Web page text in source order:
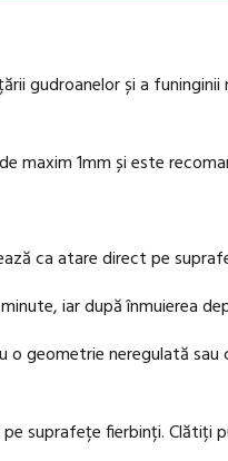
gudroanelor și a
maxim 1mm și este
ca atare direct pe
iar după înmuierea
o geometrie neregulată
suprafețe fierbinți. Clătiți